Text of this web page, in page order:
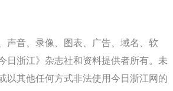
声音、录像、图表、广告、域名、软
日浙江》杂志社和资料提供者所有。未
以其他任何方式非法使用今日浙江网的